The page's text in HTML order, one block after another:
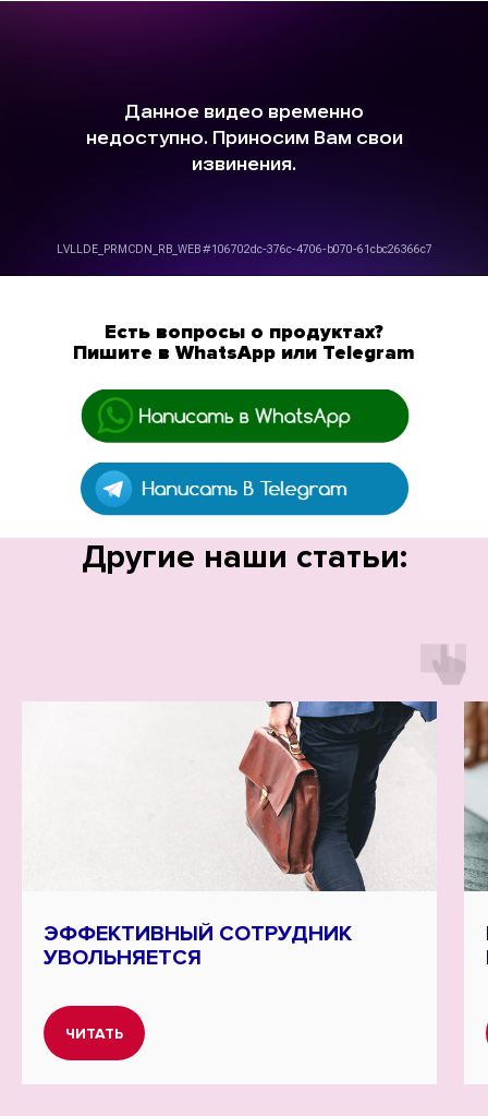
Есть вопросы о продуктах?
Пишите в WhatsApp или Telegram
Другие наши статьи:
ЭФФЕКТИВНЫЙ СОТРУДНИК
УВОЛЬНЯЕТСЯ
ЧИТАТЬ